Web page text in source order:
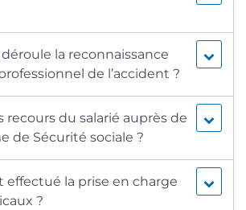
la reconnaissance
de l’accident ?
recours du salarié auprès de
de Sécurité sociale ?
effectué la prise en charge
?